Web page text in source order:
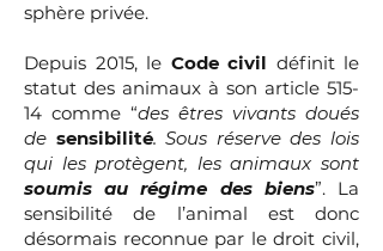
sphère privée.
Depuis 2015, le Code civil définit le
statut des animaux à son article 515-
14 comme “des êtres vivants doués
de sensibilité. Sous réserve des lois
qui les protègent, les animaux sont
soumis au régime des biens”. La
sensibilité de l’animal est donc
désormais reconnue par le droit civil,